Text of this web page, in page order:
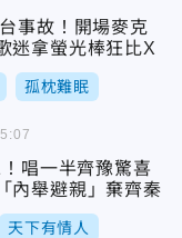
事故！開場麥克
拿螢光棒狂比X
孤枕難眠
唱一半齊豫驚喜
舉避親」棄齊秦
天下有情人